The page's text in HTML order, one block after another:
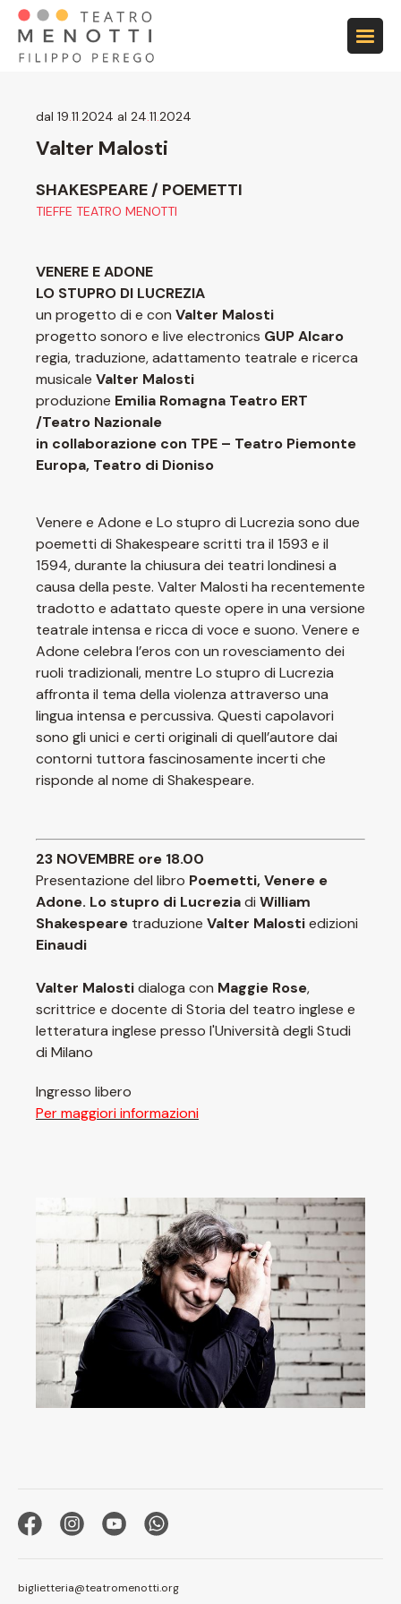
dal 19.11.2024 al 24.11.2024
Valter Malosti
SHAKESPEARE / POEMETTI
TIEFFE TEATRO MENOTTI
VENERE E ADONE
LO STUPRO DI LUCREZIA
un progetto di e con Valter Malosti
progetto sonoro e live electronics GUP Alcaro
regia, traduzione, adattamento teatrale e ricerca
musicale Valter Malosti
produzione Emilia Romagna Teatro ERT
/Teatro Nazionale
in collaborazione con TPE – Teatro Piemonte
Europa, Teatro di Dioniso
Venere e Adone e Lo stupro di Lucrezia sono due
poemetti di Shakespeare scritti tra il 1593 e il
1594, durante la chiusura dei teatri londinesi a
causa della peste. Valter Malosti ha recentemente
tradotto e adattato queste opere in una versione
teatrale intensa e ricca di voce e suono. Venere e
Adone celebra l’eros con un rovesciamento dei
ruoli tradizionali, mentre Lo stupro di Lucrezia
affronta il tema della violenza attraverso una
lingua intensa e percussiva. Questi capolavori
sono gli unici e certi originali di quell’autore dai
contorni tuttora fascinosamente incerti che
risponde al nome di Shakespeare.
23 NOVEMBRE ore 18.00
Presentazione del libro Poemetti,Venere e
Adone. Lo stupro di Lucreziadi William
Shakespeare traduzione Valter Malostiedizioni
Einaudi
Valter Malostidialoga con Maggie Rose,
scrittrice e docente di Storia del teatro inglese e
letteratura inglese presso l'Università degli Studi
di Milano
Ingresso libero
Per maggiori informazioni
biglietteria@teatromenotti.org